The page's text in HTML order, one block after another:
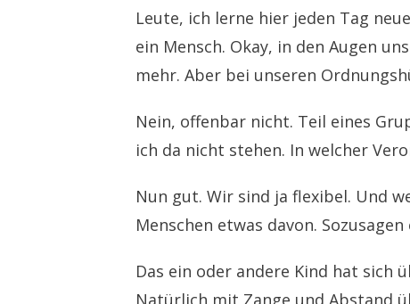
Leute, ich lerne hier jeden Tag
ein Mensch. Okay, in den Augen
mehr. Aber bei unseren
Nein, offenbar nicht. Teil eines
ich da nicht stehen. In welcher
Nun gut. Wir sind ja flexibel. Und
Menschen etwas davon.
Das ein oder andere Kind hat sich
Natürlich mit Zange und Abstand